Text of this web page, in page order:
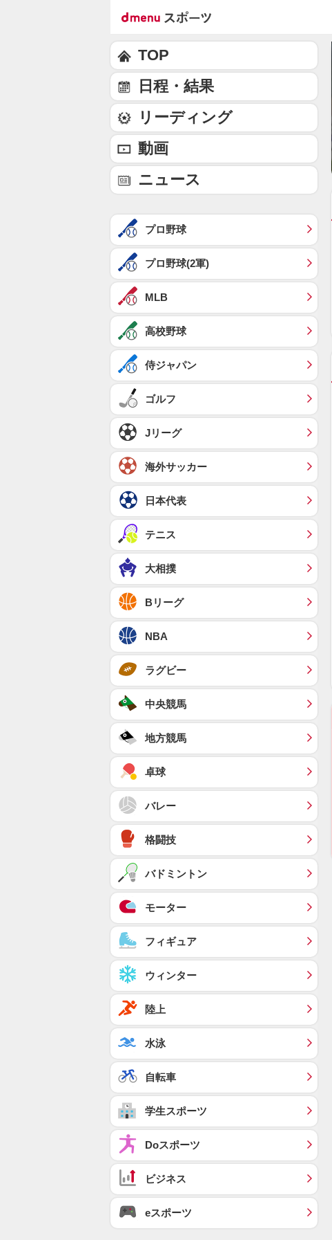
TOP
日程・結果
リーディング
動画
ニュース
プロ野球
プロ野球(2軍)
MLB
高校野球
侍ジャパン
ゴルフ
Jリーグ
海外サッカー
日本代表
テニス
大相撲
Bリーグ
NBA
ラグビー
中央競馬
地方競馬
卓球
バレー
格闘技
バドミントン
モーター
フィギュア
ウィンター
陸上
水泳
自転車
学生スポーツ
Doスポーツ
ビジネス
eスポーツ